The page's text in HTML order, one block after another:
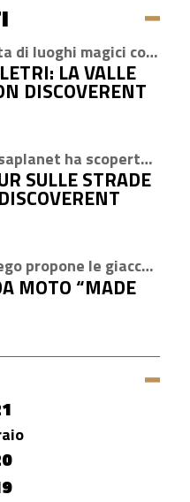
Su due ruote alla scoperta di luoghi magici come Cisternino, Locorotondo e Alberobello
LA VALLE
DISCOVERENT
Grazie a Discoverent, Sasaplanet ha scoperto la magia della nostra amata regione
SULLE STRADE
L’azienda italiana di Sarego propone le giacche con la tecnologia H2Out, impermeabile, antivento e traspirante
MOTO “MADE